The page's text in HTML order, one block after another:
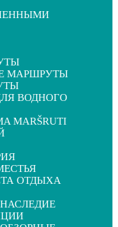
МАРШРУТЫ
ВОДНОГО
MARŠRUTI
ОТДЫХА